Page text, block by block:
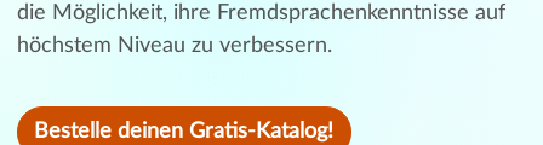
die Möglichkeit, ihre Fremdsprachenkenntnisse auf
höchstem Niveau zu verbessern.
Bestelle deinen Gratis-Katalog!